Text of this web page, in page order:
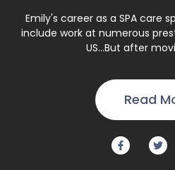
Emily's career as a SPA care
include work at numerous
US...But after
Read